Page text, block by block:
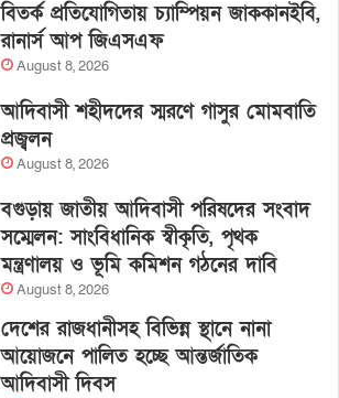
বিতর্ক প্রতিযোগিতায় চ্যাম্পিয়ন জাককানইবি,
রানার্স আপ জিএসএফ
August 8, 2026
আদিবাসী শহীদদের স্মরণে গাসুর মোমবাতি
প্রজ্বলন
August 8, 2026
বগুড়ায় জাতীয় আদিবাসী পরিষদের সংবাদ
সম্মেলন: সাংবিধানিক স্বীকৃতি, পৃথক
মন্ত্রণালয় ও ভূমি কমিশন গঠনের দাবি
August 8, 2026
দেশের রাজধানীসহ বিভিন্ন স্থানে নানা
আয়োজনে পালিত হচ্ছে আন্তর্জাতিক
আদিবাসী দিবস